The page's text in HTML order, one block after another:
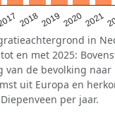
20182019 20202021
in
en met 2025:
van de bevolking
uit Europa en
per jaar.